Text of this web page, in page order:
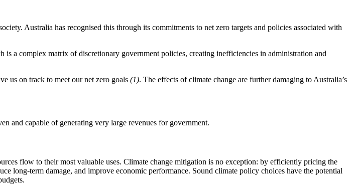
Australia has recognised this through its commitments to net zero targets and policies associated with
is a complex matrix of discretionary government policies, creating inefficiencies in administration and
(1)​​​​‌ ‍ ​‍​‍‌‍ ‌ ​‍‌‍‍‌‌‍‌ ‌‍‍‌‌‍ ‍​‍​‍​ ‍‍​‍​‍‌ ​ ‌‍​‌‌‍ ‍‌‍‍‌‌ ‌​‌ ‍‌​‍ ‍‌‍‍‌‌‍ ​‍​‍​‍ ​​‍​‍‌‍‍​‌ ​‍‌‍‌‌‌‍‌‍​‍​‍​ ‍‍​‍​‍‌‍‍​‌ ‌​‌ ‌​‌ ​​​ ‍‍​‍ ​‍ ‌‍ ​‌‍ ‌‍​ ‌‍​‌‌‍ ​‌‍‍​‌‍ ‌ ​ ‌ ‌​​ ‍‍​ ​ ​ ​ ​ ​ ​ ​ ​‍ ‌‍‍‌‌‍ ‍‌ ‌​‌‍‌‌‌‍ ‍‌ ‌​​‍ ‌‍‌‌‌‍‌​‌‍‍‌‌ ‌​​‍ ‌‍ ‌‌‍ ‌‍‌​‌‍‌‌​ ‌‌ ​​‌ ​‍‌‍‌‌‌ ​ ‌‍‌‌‌‍ ‍‌ ‌​‌‍​‌‌ ‌​‌‍‍‌‌‍ ‌‍ ‍​ ‍ ‌‍‍‌‌‍‌​​ ‌‌‍‌​​ ‌ ​ ​ ​ ‍​‌‍‌‍​ ‌ ​ ‌‌​ ​‌​‍ ‌‌‍‌​‌‍​‍‌‍​‌‌‍​ ​‍ ‌​ ‌​​ ‌‍​ ‌​​ ​‌​‍ ‌​ ‍‌​ ​‍‌‍​‌‌‍‌‌​‍ ‌‌‍​‌‌‍​ ​ ‌​​ ‌‌​ ‌‍​ ​‍​ ‌​​ ‌​​ ​‍​ ‍​‌‍​‌​ ​‌​ ‍ ‌ ‌​‌ ‍‌‌ ​​‌‍‌‌​ ‌‌ ‌ ‌‍ ‌ ​‍‌‍‍ ​ ‍ ‌ ​​‌‍​‌‌ ‌​‌‍‍​​ ‌‌‍​ ‌‍ ‌‍ ‍‌ ‌​‌‍‌‌‌‍ ‍‌ ‌​​‍‌‌​ ‌‌‌​​‍‌‌ ‌‍‍ ‌‍‌‌‌ ‍‌​‍‌‌​ ​ ‌​‌​​‍‌‌​ ​ ‌​‌​​‍‌‌​ ​‍​ ​‍‌‍​‍​ ‌​‌‍‌‌‌‍‌‌‌‍‌‍​ ‍‌‌‍‌‌​ ‍‌​ ‌‍​ ​‌​ ‌​‌‍​‍​‍‌‌​ ​‍​ ​‍​‍‌‌​ ‌‌‌​‌​​‍ ‍‌‍​ ‌‍‍​‌‍‍‌‌‍ ​‌‍‌​‌ ​‍‌‍‌‌‌‍ ‍​‍‌‌​ ‌‌‌​​‍‌‌ ‌‍‍ ‌‍‌‌‌ ‍‌​‍‌‌​ ​ ‌​‌​​‍‌‌​ ​ ‌​‌​​‍‌‌​ ​‍​ ​‍​ ​​‌‍​‍​ ​ ‌‍​‍‌‍​‌​ ​ ‌‍‌‌‌‍‌‌​ ‍​​ ​‍‌‍​ ‌‍​ ​‍‌‌​ ​‍​ ​‍​‍‌‌​ ‌‌‌​‌​​‍ ‍‌ ‌​‌‍‌‌‌ ‍​‌ ‌​​ ‌‍​‍‌‍​‌‌ ​ ‌‍‌‌‌‌‌‌‌ ​‍‌‍ ​​ ‌‌‍‍​‌ ‌​‌ ‌​‌ ​​​‍‌‌​ ​ ‌​​‌​‍‌‌​ ​‍‌​‌‍​‍‌‌​ ​‍‌​‌‍‌‍ ​‌‍ ‌‍​ ‌‍​‌‌‍ ​‌‍‍​‌‍ ‌ ​ ‌ ‌​​‍‌‌​ ​ ‌​​‌​ ​ ​ ​ ​ ​ ​ ​ ​‍‌‍‌‍‍‌‌‍‌​​ ‌‌‍‌​​ ‌ ​ ​ ​ ‍​‌‍‌‍​ ‌ ​ ‌‌​ ​‌​‍ ‌‌‍‌​‌‍​‍‌‍​‌‌‍​ ​‍ ‌​ ‌​​ ‌‍​ ‌​​ ​‌​‍ ‌​ ‍‌​ ​‍‌‍​‌‌‍‌‌​‍ ‌‌‍​‌‌‍​ ​ ‌​​ ‌‌​ ‌‍​ ​‍​ ‌​​ ‌​​ ​‍​ ‍​‌‍​‌​ ​‌​‍‌‍‌ ‌​‌ ‍‌‌ ​​‌‍‌‌​ ‌‌ ‌ ‌‍ ‌ ​‍‌‍‍ ​‍‌‍‌ ​​‌‍​‌‌ ‌​‌‍‍​​ ‌‌‍​ ‌‍ ‌‍ ‍‌ ‌​‌‍‌‌‌‍ ‍‌ ‌​​‍‌‌​ ‌‌‌​​‍‌‌ ‌‍‍ ‌‍‌‌‌ ‍‌​‍‌‌​ ​ ‌​‌​​‍‌‌​ ​ ‌​‌​​‍‌‌​ ​‍​ ​‍‌‍​‍​ ‌​‌‍‌‌‌‍‌‌‌‍‌‍​ ‍‌‌‍‌‌​ ‍‌​ ‌‍​ ​‌​ ‌​‌‍​‍​‍‌‌​ ​‍​ ​‍​‍‌‌​ ‌‌‌​‌​​‍ ‍‌‍​ ‌‍‍​‌‍‍‌‌‍ ​‌‍‌​‌ ​‍‌‍‌‌‌‍ ‍​‍‌‌​ ‌‌‌​​‍‌‌ ‌‍‍ ‌‍‌‌‌ ‍‌​‍‌‌​ ​ ‌​‌​​‍‌‌​ ​ ‌​‌​​‍‌‌​ ​‍​ ​‍​ ​​‌‍​‍​ ​ ‌‍​‍‌‍​‌​ ​ ‌‍‌‌‌‍‌‌​ ‍​​ ​‍‌‍​ ‌‍​ ​‍‌‌​ ​‍​ ​‍​‍‌‌​ ‌‌‌​‌​​‍ ‍‌ ‌​‌‍‌‌‌ ‍​‌ ‌​​‍‌‍‌ ​​‌‍‌‌‌ ​‍‌ ​ ‌ ​​‌‍‌‌‌‍​ ‌ ‌​‌‍‍‌‌ ‌‍‌‍‌‌​ ‌‌ ​​‌ ‌‌‌‍​‍‌‍ ​‌‍‍‌‌ ​ ‌‍‍​‌‍‌‌‌‍‌​​‍​‍‌ ‌. The effects of climate change are further damaging to Australia’s
flow to their most valuable uses. Climate change mitigation is no exception: by efficiently pricing the
long-term damage, and improve economic performance. Sound climate policy choices have the potential